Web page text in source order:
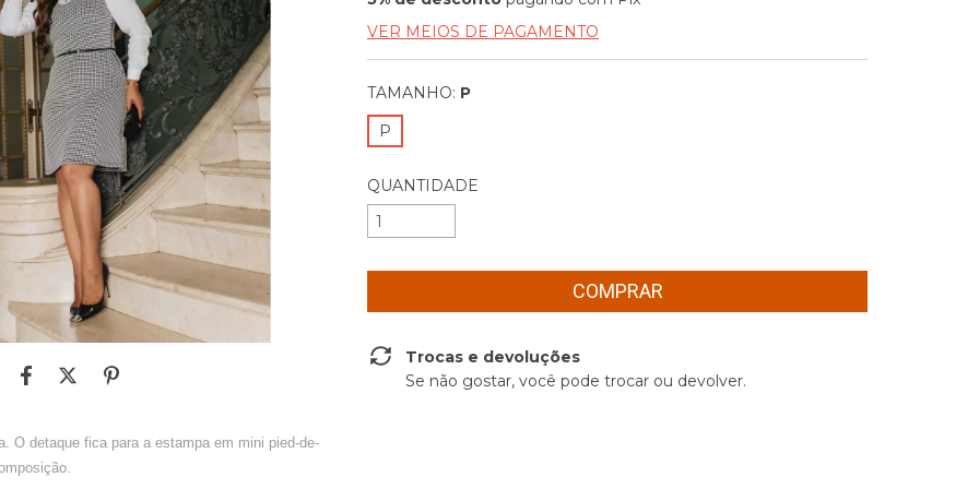
O detaque fica para a estampa em mini pied-de-
VER MEIOS DE PAGAMENTO
TAMANHO: P
P
QUANTIDADE
Trocas e devoluções
Se não gostar, você pode trocar ou devolver.